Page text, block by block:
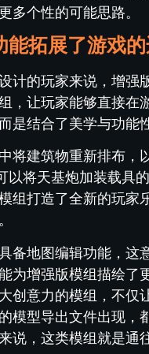
多个性的可能思路。
能拓展了游戏
计的玩家来说，增强
，让玩家能够直接在
是结合了美学与功能
将建筑物重新排布，
以将天基炮加装载具
组打造了全新的玩家
备地图编辑功能，这
为增强版模组描绘了
创意力的模组，不仅
模型导出文件出现，
说，这类模组就是通